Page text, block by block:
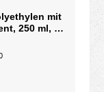
mit
250 ml, 1